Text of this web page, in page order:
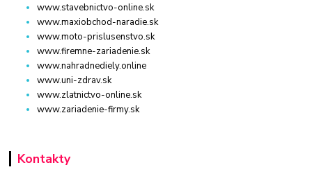
www.stavebnictvo-online.sk
www.maxiobchod-naradie.sk
www.moto-prislusenstvo.sk
www.firemne-zariadenie.sk
www.nahradnediely.online
www.uni-zdrav.sk
www.zlatnictvo-online.sk
www.zariadenie-firmy.sk
Kontakty